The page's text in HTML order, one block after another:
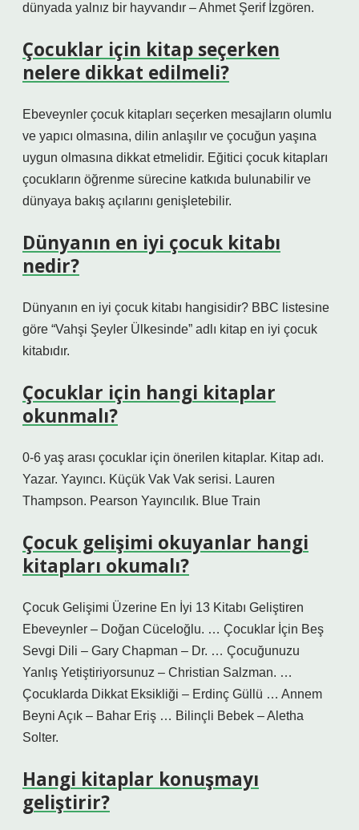
dünyada yalnız bir hayvandır – Ahmet Şerif İzgören.
Çocuklar için kitap seçerken
nelere dikkat edilmeli?
Ebeveynler çocuk kitapları seçerken mesajların olumlu
ve yapıcı olmasına, dilin anlaşılır ve çocuğun yaşına
uygun olmasına dikkat etmelidir. Eğitici çocuk kitapları
çocukların öğrenme sürecine katkıda bulunabilir ve
dünyaya bakış açılarını genişletebilir.
Dünyanın en iyi çocuk kitabı
nedir?
Dünyanın en iyi çocuk kitabı hangisidir? BBC listesine
göre “Vahşi Şeyler Ülkesinde” adlı kitap en iyi çocuk
kitabıdır.
Çocuklar için hangi kitaplar
okunmalı?
0-6 yaş arası çocuklar için önerilen kitaplar. Kitap adı.
Yazar. Yayıncı. Küçük Vak Vak serisi. Lauren
Thampson. Pearson Yayıncılık. Blue Train
Çocuk gelişimi okuyanlar hangi
kitapları okumalı?
Çocuk Gelişimi Üzerine En İyi 13 Kitabı Geliştiren
Ebeveynler – ​​Doğan Cüceloğlu. … Çocuklar İçin Beş
Sevgi Dili – Gary Chapman – Dr. … Çocuğunuzu
Yanlış Yetiştiriyorsunuz – Christian Salzman. …
Çocuklarda Dikkat Eksikliği – Erdinç Güllü … Annem
Beyni Açık – Bahar Eriş … Bilinçli Bebek – Aletha
Solter.
Hangi kitaplar konuşmayı
geliştirir?